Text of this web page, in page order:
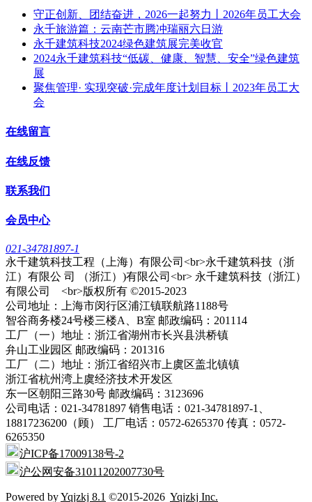
守正创新、团结奋进，2026一起努力丨2026年员工大会
永千旅游篇：云南芒市腾冲瑞丽六日游
永千建筑科技2024绿色建筑展完美收官
2024永千建筑科技“低碳、健康、智慧、安全”绿色建筑
展
聚焦管理· 实现突破·完成年度计划目标丨2023年员工大
会
在线留言
在线反馈
联系我们
会员中心
021-34781897-1
永千建筑科技工程（上海）有限公司<br>永千建筑科技（浙
江）有限公 司 （浙江）)有限公司<br> 永千建筑科技（浙江）
有限公司 <br>版权所有 ©2015-2023
公司地址：上海市闵行区浦江镇联航路1188号
智谷商务楼24号楼三楼A、B室 邮政编码：201114
工厂（一）地址：浙江省湖州市长兴县洪桥镇
弁山工业园区 邮政编码：201316
工厂（二）地址：浙江省绍兴市上虞区盖北镇镇
浙江省杭州湾上虞经济技术开发区
东一区朝阳三路30号 邮政编码：3123696
公司电话：021-34781897 销售电话：021-34781897-1、
18817236200（顾） 工厂电话：0572-6265370 传真：0572-
6265350
沪ICP备17009138号-2
沪公网安备31011202007730号
Powered byYqjzkj 8.1 ©2015-2026 Yqjzkj Inc.